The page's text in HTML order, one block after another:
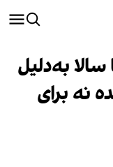
به‌دلیل
نه برای